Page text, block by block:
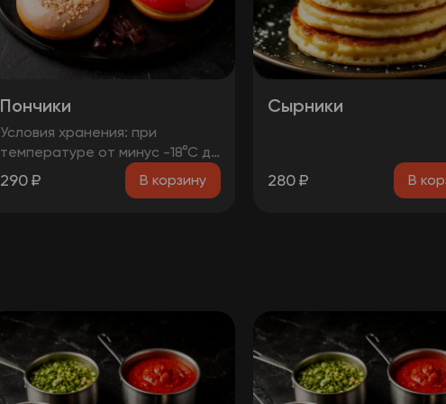
Пончики
Условия хранения: при
температуре от минус -18°C до
0°C Срок годности: 48 часов
Т.У 10.71. 11-001-48751922-2017
290 ₽ В корзину
Сырники
280₽ В